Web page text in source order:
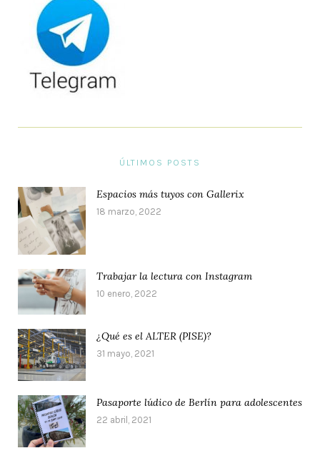
ÚLTIMOS POSTS
Espacios más tuyos con Gallerix
18 marzo, 2022
Trabajar la lectura con Instagram
10 enero, 2022
¿Qué es el ALTER (PISE)?
31 mayo, 2021
Pasaporte lúdico de Berlín para adolescentes
22 abril, 2021